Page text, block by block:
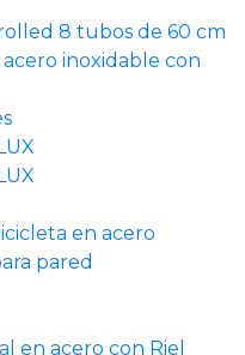
8 tubos de 60 cm
inoxidable con
en acero
pared
en acero con Riel